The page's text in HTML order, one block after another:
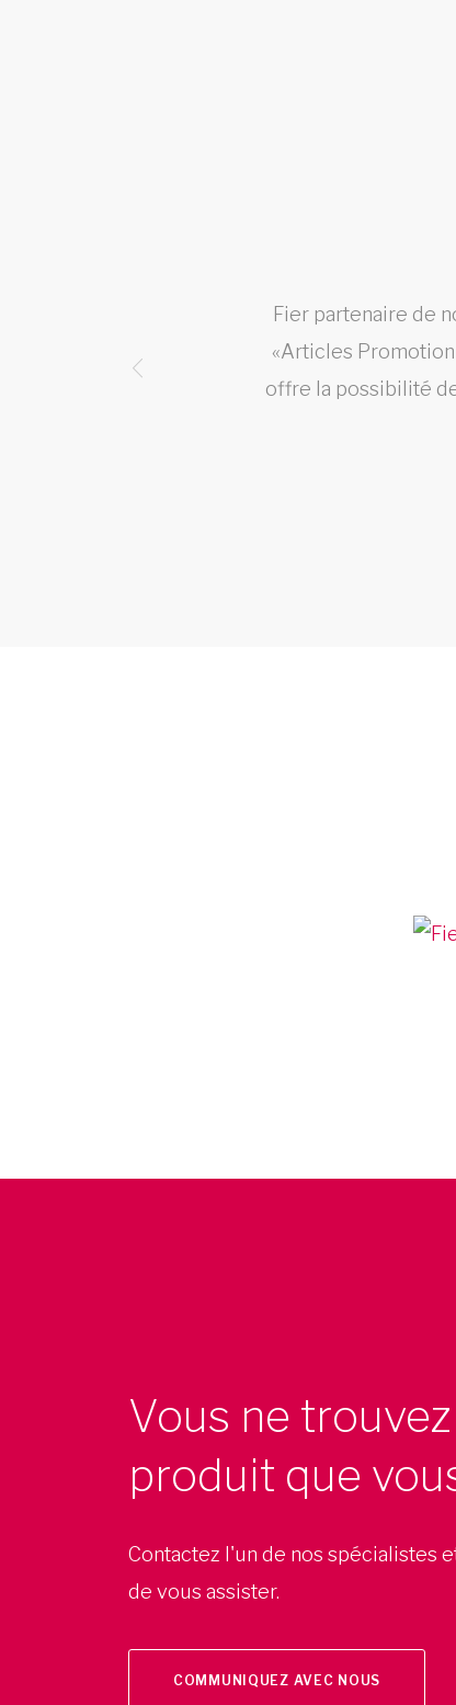
Fier partenaire de
«Articles
offre la possibilité
Vous ne
produit que
Contactez l'un de nos spécialistes
de vous assister.
COMMUNIQUEZ AVEC NOUS